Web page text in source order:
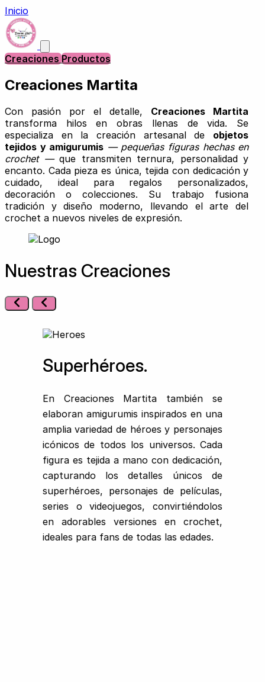
Inicio
CreacionesProductos
Creaciones Martita
Con pasión por el detalle, Creaciones Martita
transforma hilos en obras llenas de vida. Se
especializa en la creación artesanal de objetos
tejidos y amigurumis — pequeñas figuras hechas en
crochet —que transmiten ternura, personalidad y
encanto. Cada pieza es única, tejida con dedicación y
cuidado, ideal para regalos personalizados,
decoración o colecciones. Su trabajo fusiona
tradición y diseño moderno, llevando el arte del
crochet a nuevos niveles de expresión.
Nuestras Creaciones
Superhéroes.
En Creaciones Martita también se
elaboran amigurumis inspirados en una
amplia variedad de héroes y personajes
icónicos de todos los universos. Cada
figura es tejida a mano con dedicación,
capturando los detalles únicos de
superhéroes, personajes de películas,
series o videojuegos, convirtiéndolos
en adorables versiones en crochet,
ideales para fans de todas las edades.